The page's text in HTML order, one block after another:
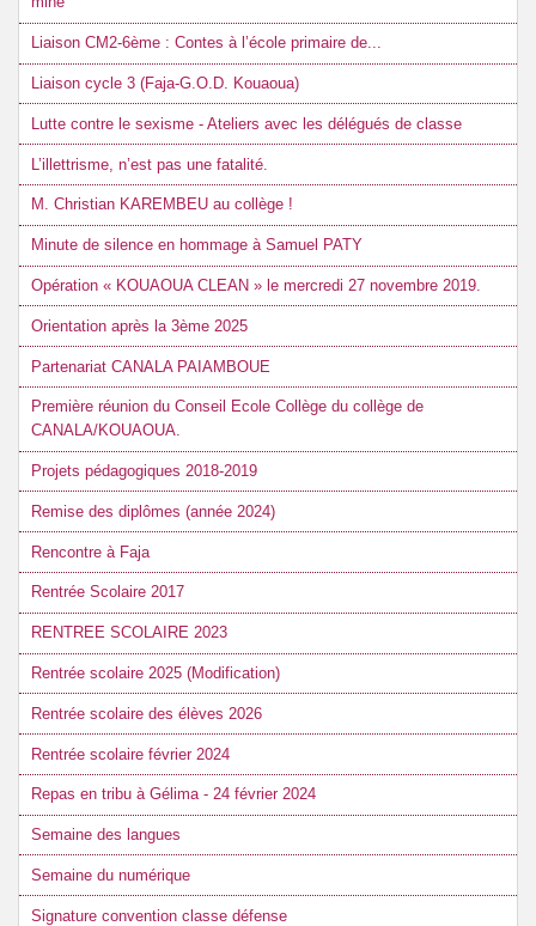
Liaison CM2-6ème : Contes à l’école primaire de...
Liaison cycle 3 (Faja-G.O.D. Kouaoua)
Lutte contre le sexisme - Ateliers avec les délégués de classe
L’illettrisme, n’est pas une fatalité.
M. Christian KAREMBEU au collège !
Minute de silence en hommage à Samuel PATY
Opération « KOUAOUA CLEAN » le mercredi 27 novembre 2019.
Orientation après la 3ème 2025
Partenariat CANALA PAIAMBOUE
Première réunion du Conseil Ecole Collège du collège de
CANALA/KOUAOUA.
Projets pédagogiques 2018-2019
Remise des diplômes (année 2024)
Rencontre à Faja
Rentrée Scolaire 2017
RENTREE SCOLAIRE 2023
Rentrée scolaire 2025 (Modification)
Rentrée scolaire des élèves 2026
Rentrée scolaire février 2024
Repas en tribu à Gélima - 24 février 2024
Semaine des langues
Semaine du numérique
Signature convention classe défense